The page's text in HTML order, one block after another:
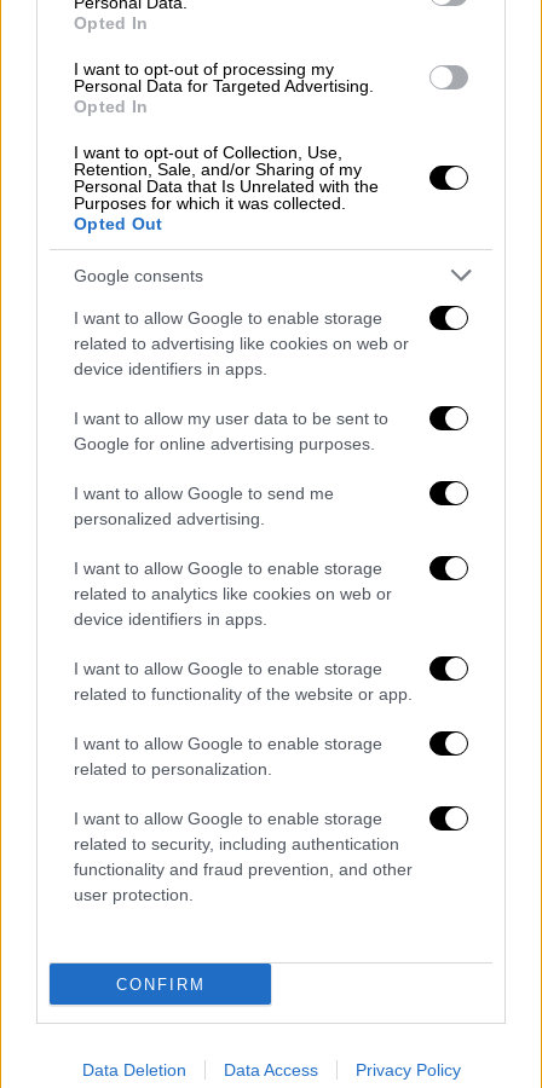
Opted In
I want to opt-out of processing my
Personal Data for Targeted Advertising.
Opted In
I want to opt-out of Collection, Use,
Retention, Sale, and/or Sharing of my
Personal Data that Is Unrelated with the
Purposes for which it was collected.
Opted Out
Google consents
I want to allow Google to enable storage
related to advertising like cookies on web or
device identifiers in apps.
I want to allow my user data to be sent to
Google for online advertising purposes.
I want to allow Google to send me
personalized advertising.
I want to allow Google to enable storage
related to analytics like cookies on web or
device identifiers in apps.
I want to allow Google to enable storage
related to functionality of the website or app.
I want to allow Google to enable storage
related to personalization.
I want to allow Google to enable storage
related to security, including authentication
functionality and fraud prevention, and other
user protection.
CONFIRM
Data Deletion Data Access Privacy Policy
video
Η έντονη λάμψη παρατηρήθηκε στον ουρανό
πάνω από την πρωτεύουσα γύρω στις 22:00
Ενεργοποιήθηκε συναγερμός αεροπορικής
επιδρομής, αλλά «η αεράμυνα δεν ήταν σε
λειτουργία», δήλωσε στο Telegram ο
επικεφαλής της στρατιωτικής διοίκησης
«Σύμφωνα με προκαταρκτικές πληροφορίες,
το φαινόμενο αυτό ήταναποτέλεσμα της
πτώσης ενός διαστημικού δορυφόρου
Nasa στη Γη», δήλωσε ο Popko.
Η αμερικανική διαστημική υπηρεσία είχε
ανακοινώσει νωρίτερα αυτή την εβδομάδα
ένας «νεκρός» δορυφόρος θα επέστρεφε
στην ατμόσφαιρα την Τετάρτη. Το
χρησιμοποιείται για την παρατήρηση των
ηλιακών εκλάμψεων, εκτοξεύθηκε σε χαμηλή
γήινη τροχιά το 2002 και παροπλίστηκε το
Ωστόσο, ο Rob Margetta από το Γραφείο
Επικοινωνιών της Nasa δήλωσε στο
στιγμήπου παρατηρήθηκε η λάμψη και θα